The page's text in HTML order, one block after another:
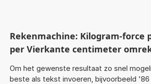
Rekenmachine: Kilogram-
per Vierkante centimeter
Om het gewenste resultaat zo snel
beste als tekst invoeren, bijvoorbeeld '86